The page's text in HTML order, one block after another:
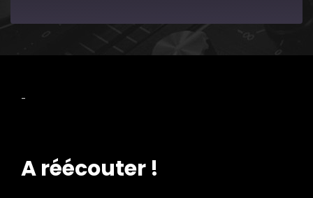
-
A réécouter !